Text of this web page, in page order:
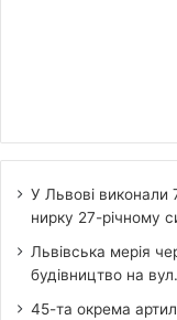
У Львові виконали
нирку 27-річному
Львівська мерія
будівництво на
45-та окрема